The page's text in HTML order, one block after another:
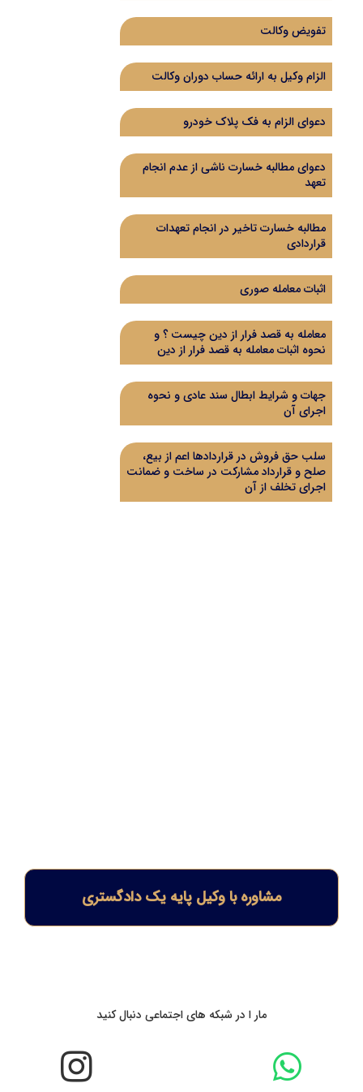
تفویض وکالت
الزام وکیل به ارائه حساب دوران وکالت
دعوای الزام به فک پلاک خودرو
دعوای مطالبه خسارت ناشی از عدم انجام
تعهد
مطالبه خسارت تاخیر در انجام تعهدات
قراردادی
اثبات معامله صوری
معامله به قصد فرار از دین چیست ؟ و
نحوه اثبات معامله به قصد فرار از دین
جهات و شرایط ابطال سند عادی و نحوه
اجرای آن
سلب حق فروش در قراردادها اعم از بیع،
صلح و قرارداد مشارکت در ساخت و ضمانت
اجرای تخلف از آن
مشاوره با وکیل پایه یک دادگستری
مار ا در شبکه های اجتماعی دنبال کنید